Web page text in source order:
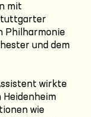
mit
Philharmonie
und dem
wirkte
Heidenheim
wie